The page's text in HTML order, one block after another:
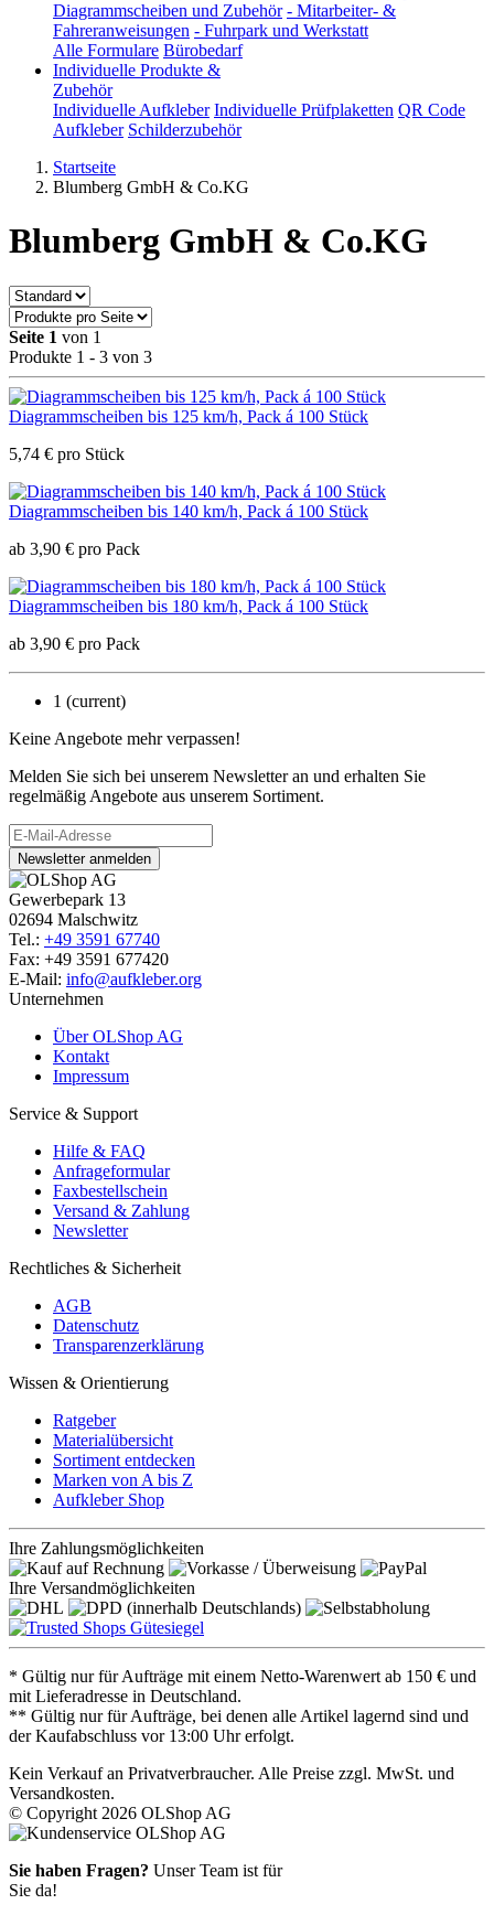
Diagrammscheiben und Zubehör - Mitarbeiter- &
Fahreranweisungen - Fuhrpark und Werkstatt
Alle Formulare Bürobedarf
Individuelle Produkte &
Zubehör
Individuelle Aufkleber Individuelle Prüfplaketten QR Code
Aufkleber Schilderzubehör
Startseite
Blumberg GmbH & Co.KG
Blumberg GmbH & Co.KG
Seite 1 von 1
Produkte 1 - 3 von 3
Diagrammscheiben bis 125 km/h, Pack á 100 Stück
5,74 € pro Stück
Diagrammscheiben bis 140 km/h, Pack á 100 Stück
ab 3,90 € pro Pack
Diagrammscheiben bis 180 km/h, Pack á 100 Stück
ab 3,90 € pro Pack
1 (current)
Keine Angebote mehr verpassen!
Melden Sie sich bei unserem Newsletter an und erhalten Sie
regelmäßig Angebote aus unserem Sortiment.
Newsletter anmelden
Gewerbepark 13
02694 Malschwitz
Tel.: +49 3591 67740
Fax: +49 3591 677420
E-Mail: info@aufkleber.org
Unternehmen
Über OLShop AG
Kontakt
Impressum
Service & Support
Hilfe & FAQ
Anfrageformular
Faxbestellschein
Versand & Zahlung
Newsletter
Rechtliches & Sicherheit
AGB
Datenschutz
Transparenzerklärung
Wissen & Orientierung
Ratgeber
Materialübersicht
Sortiment entdecken
Marken von A bis Z
Aufkleber Shop
Ihre Zahlungsmöglichkeiten
Ihre Versandmöglichkeiten
* Gültig nur für Aufträge mit einem Netto-Warenwert ab 150 € und
mit Lieferadresse in Deutschland.
** Gültig nur für Aufträge, bei denen alle Artikel lagernd sind und
der Kaufabschluss vor 13:00 Uhr erfolgt.
Kein Verkauf an Privatverbraucher. Alle Preise zzgl. MwSt. und
Versandkosten.
© Copyright 2026 OLShop AG
Sie haben Fragen? Unser Team ist für
Sie da!